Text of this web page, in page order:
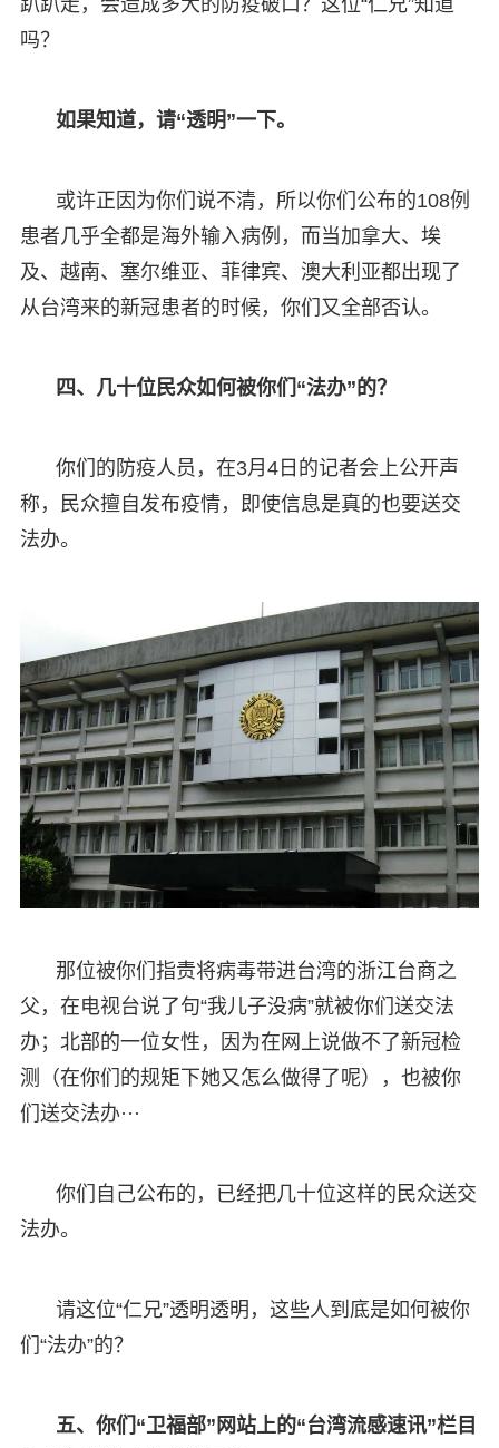
吗？
如果知道，请“透明”一下。
或许正因为你们说不清，所以你们公布的108例
患者几乎全都是海外输入病例，而当加拿大、埃
及、越南、塞尔维亚、菲律宾、澳大利亚都出现了
从台湾来的新冠患者的时候，你们又全部否认。
四、几十位民众如何被你们“法办”的？
你们的防疫人员，在3月4日的记者会上公开声
称，民众擅自发布疫情，即使信息是真的也要送交
法办。
那位被你们指责将病毒带进台湾的浙江台商之
父，在电视台说了句“我儿子没病”就被你们送交法
办；北部的一位女性，因为在网上说做不了新冠检
测（在你们的规矩下她又怎么做得了呢），也被你
们送交法办···
你们自己公布的，已经把几十位这样的民众送交
法办。
请这位“仁兄”透明透明，这些人到底是如何被你
们“法办”的？
五、你们“卫福部”网站上的“台湾流感速讯”栏目